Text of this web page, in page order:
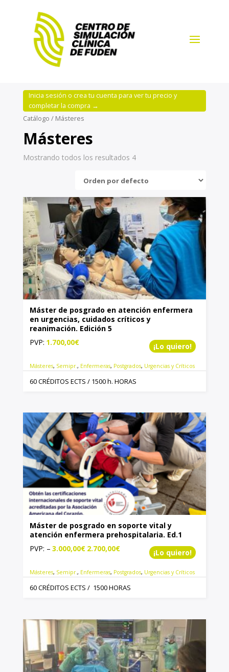
Catálogo / Másteres
Másteres
Inicia sesión o crea tu cuenta para ver tu precio y
completar la compra →
Mostrando todos los resultados 4
Máster de posgrado en atención enfermera
en urgencias, cuidados críticos y
reanimación. Edición 5
PVP: 1.700,00€ ¡Lo quiero!
Másteres, Semipr., Enfermeras, Postgrados, Urgencias y Críticos
60 CRÉDITOS ECTS / 1500 h. HORAS
Máster de posgrado en soporte vital y
atención enfermera prehospitalaria. Ed.1
PVP:
2.700,00€
– 3.000,00€ ¡Lo quiero!
Másteres, Semipr., Enfermeras, Postgrados, Urgencias y Críticos
60 CRÉDITOS ECTS / 1500 HORAS